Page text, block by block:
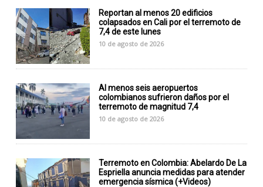
Reportan al menos 20 edificios
colapsados en Cali por el terremoto de
7,4 de este lunes
10 de agosto de 2026
Al menos seis aeropuertos
colombianos sufrieron daños por el
terremoto de magnitud 7,4
10 de agosto de 2026
Terremoto en Colombia: Abelardo De La
Espriella anuncia medidas para atender
emergencia sísmica (+Videos)